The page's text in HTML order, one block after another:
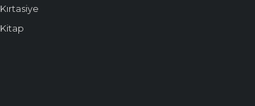
Kırtasiye
Kitap